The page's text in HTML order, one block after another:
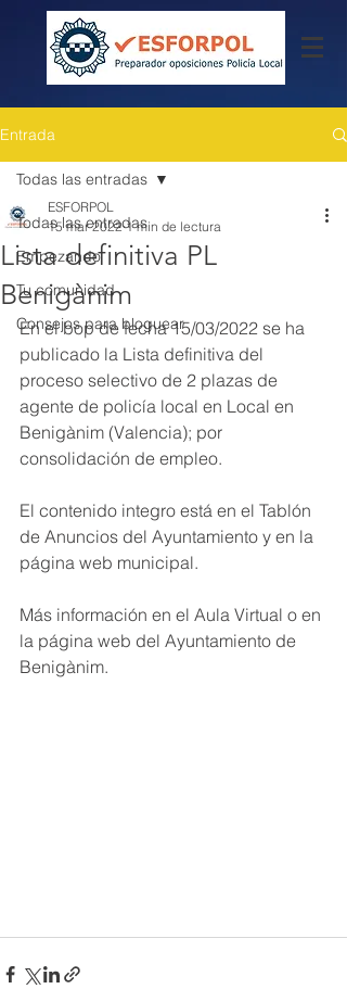
Entrada
Todas las entradas
Empezando
Tu comunidad
Consejos para bloguear
Todas las entradas
Lista definitiva PL
Benigànim
ESFORPOL
15 mar 2022 1 min de lectura
En el bop de fecha 15/03/2022 se ha
publicado la Lista definitiva del
proceso selectivo de 2 plazas de
agente de policía local en Local en
Benigànim (Valencia); por
consolidación de empleo.
El contenido integro está en el Tablón
de Anuncios del Ayuntamiento y en la
página web municipal.
Más información en el Aula Virtual o en
la página web del Ayuntamiento de
Benigànim.